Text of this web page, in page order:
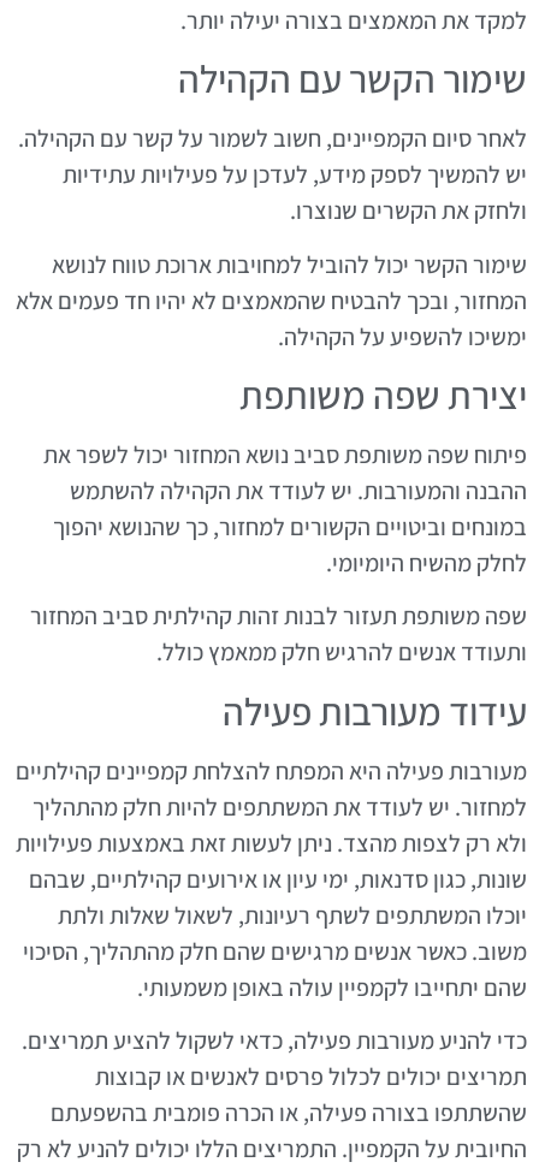
למקד את המאמצים בצורה יעילה יותר.
שימור הקשר עם הקהילה
לאחר סיום הקמפיינים, חשוב לשמור על קשר עם הקהילה.
יש להמשיך לספק מידע, לעדכן על פעילויות עתידיות
ולחזק את הקשרים שנוצרו.
שימור הקשר יכול להוביל למחויבות ארוכת טווח לנושא
המחזור, ובכך להבטיח שהמאמצים לא יהיו חד פעמים אלא
ימשיכו להשפיע על הקהילה.
יצירת שפה משותפת
פיתוח שפה משותפת סביב נושא המחזור יכול לשפר את
ההבנה והמעורבות. יש לעודד את הקהילה להשתמש
במונחים וביטויים הקשורים למחזור, כך שהנושא יהפוך
לחלק מהשיח היומיומי.
שפה משותפת תעזור לבנות זהות קהילתית סביב המחזור
ותעודד אנשים להרגיש חלק ממאמץ כולל.
עידוד מעורבות פעילה
מעורבות פעילה היא המפתח להצלחת קמפיינים קהילתיים
למחזור. יש לעודד את המשתתפים להיות חלק מהתהליך
ולא רק לצפות מהצד. ניתן לעשות זאת באמצעות פעילויות
שונות, כגון סדנאות, ימי עיון או אירועים קהילתיים, שבהם
יוכלו המשתתפים לשתף רעיונות, לשאול שאלות ולתת
משוב. כאשר אנשים מרגישים שהם חלק מהתהליך, הסיכוי
שהם יתחייבו לקמפיין עולה באופן משמעותי.
כדי להניע מעורבות פעילה, כדאי לשקול להציע תמריצים.
תמריצים יכולים לכלול פרסים לאנשים או קבוצות
שהשתתפו בצורה פעילה, או הכרה פומבית בהשפעתם
החיובית על הקמפיין. התמריצים הללו יכולים להניע לא רק